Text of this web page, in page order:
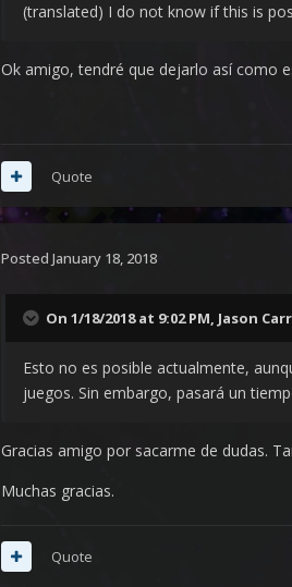
(translated) I do not know if this is
Ok amigo, tendré que dejarlo así como
Quote
Posted January 18, 2018
On 1/18/2018 at 9:02 PM, Jason Carr
Esto no es posible actualmente,
juegos. Sin embargo, pasará un
Gracias amigo por sacarme de dudas.
Muchas gracias.
Quote